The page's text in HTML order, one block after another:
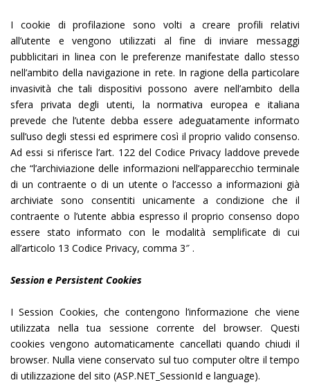
I cookie di profilazione sono volti a creare profili relativi
all’utente e vengono utilizzati al fine di inviare messaggi
pubblicitari in linea con le preferenze manifestate dallo stesso
nell’ambito della navigazione in rete. In ragione della particolare
invasività che tali dispositivi possono avere nell’ambito della
sfera privata degli utenti, la normativa europea e italiana
prevede che l’utente debba essere adeguatamente informato
sull’uso degli stessi ed esprimere così il proprio valido consenso.
Ad essi si riferisce l’art. 122 del Codice Privacy laddove prevede
che “l’archiviazione delle informazioni nell’apparecchio terminale
di un contraente o di un utente o l’accesso a informazioni già
archiviate sono consentiti unicamente a condizione che il
contraente o l’utente abbia espresso il proprio consenso dopo
essere stato informato con le modalità semplificate di cui
all’articolo 13 Codice Privacy, comma 3″ .
Session e Persistent Cookies
I Session Cookies, che contengono l’informazione che viene
utilizzata nella tua sessione corrente del browser. Questi
cookies vengono automaticamente cancellati quando chiudi il
browser. Nulla viene conservato sul tuo computer oltre il tempo
di utilizzazione del sito (ASP.NET_SessionId e language).